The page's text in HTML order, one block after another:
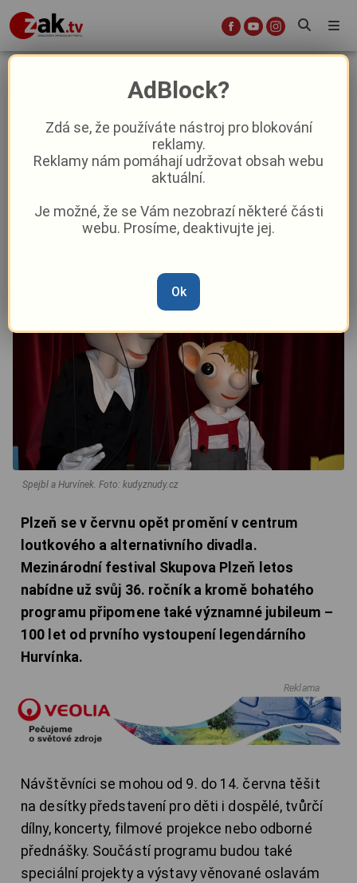
Plzeň ožije loutkami a fantazií.
Skupova Plzeň zve na mezinárodní
festival
Aktuality Kultura Z Plzně
David Černý–26. 5.| 11:50
Spejbl a Hurvínek. Foto: kudyznudy.cz
Plzeň se v červnu opět promění v centrum
loutkového a alternativního divadla.
Mezinárodní festival Skupova Plzeň letos
nabídne už svůj 36. ročník a kromě bohatého
programu připomene také významné jubileum –
100 let od prvního vystoupení legendárního
Hurvínka.
Reklama
Návštěvníci se mohou od 9. do 14. června těšit
na desítky představení pro děti i dospělé, tvůrčí
dílny, koncerty, filmové projekce nebo odborné
přednášky. Součástí programu budou také
speciální projekty a výstavy věnované oslavám
AdBlock?
Zdá se, že používáte nástroj pro blokování
reklamy.
Reklamy nám pomáhají udržovat obsah webu
aktuální.
Je možné, že se Vám nezobrazí některé části
webu. Prosíme, deaktivujte jej.
Ok